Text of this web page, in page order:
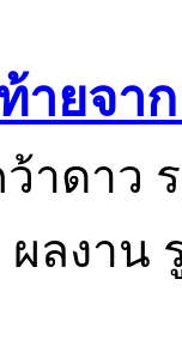
ยจาก
าดาว
ลงาน